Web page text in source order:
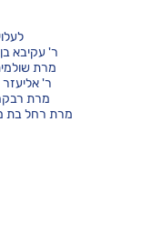
ר' עקיבא
מרת
ר' אליעזר
מרת
מרת רחל בת